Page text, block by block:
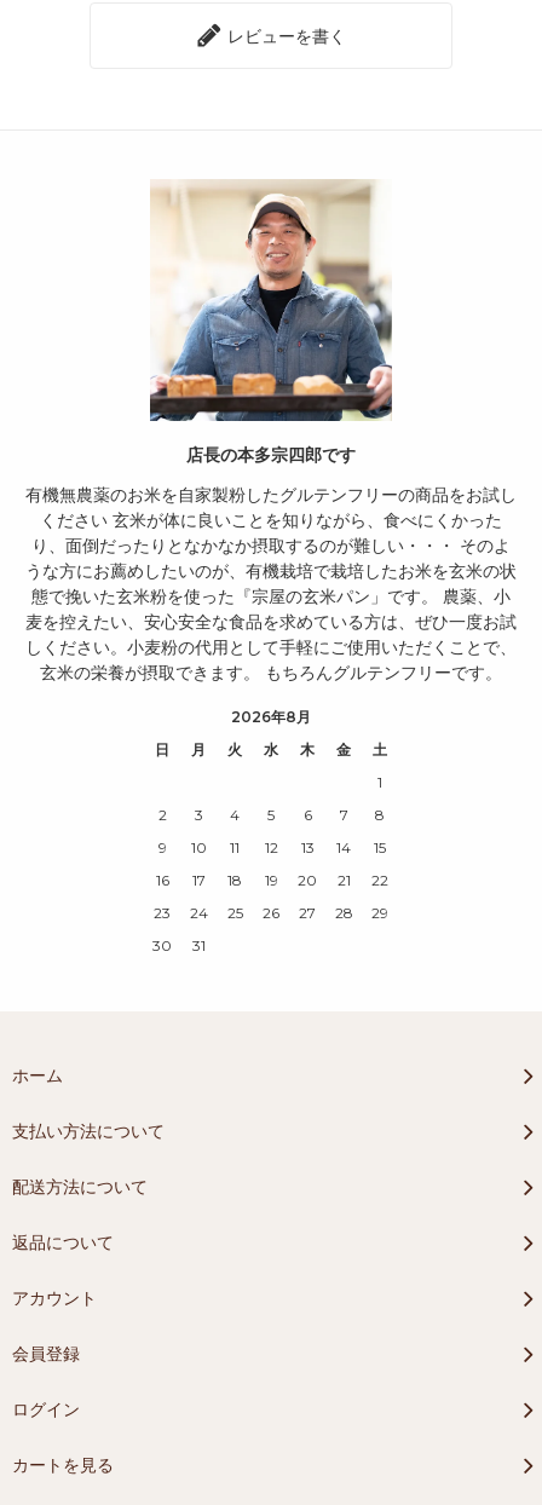
レビューを書く
店長の本多宗四郎です
有機無農薬のお米を自家製粉したグルテンフリーの商品をお試し
ください 玄米が体に良いことを知りながら、食べにくかった
り、面倒だったりとなかなか摂取するのが難しい・・・ そのよ
うな方にお薦めしたいのが、有機栽培で栽培したお米を玄米の状
態で挽いた玄米粉を使った『宗屋の玄米パン」です。 農薬、小
麦を控えたい、安心安全な食品を求めている方は、ぜひ一度お試
しください。小麦粉の代用として手軽にご使用いただくことで、
玄米の栄養が摂取できます。 もちろんグルテンフリーです。
2026年8月
日
月 火 水 木 金
土
1
2
3 4 5 6 7
8
9
10 11 12 13 14
15
16
17 18 19 20 21
22
23
24 25 26 27 28
29
30
31
ホーム
支払い方法について
配送方法について
返品について
アカウント
会員登録
ログイン
カートを見る